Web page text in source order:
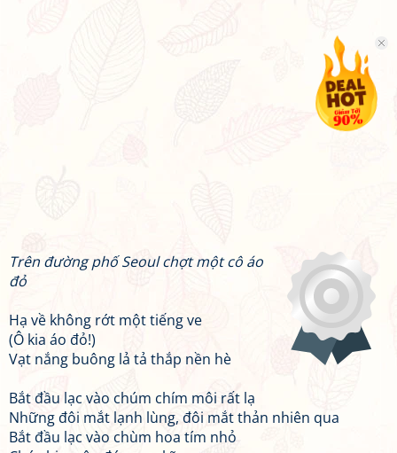
Trên đường phố Seoul chợt một cô áo
đỏ
Hạ về không rớt một tiếng ve
(Ô kia áo đỏ!)
Vạt nắng buông lả tả thắp nền hè
Bắt đầu lạc vào chúm chím môi rất lạ
Những đôi mắt lạnh lùng, đôi mắt thản nhiên qua
Bắt đầu lạc vào chùm hoa tím nhỏ